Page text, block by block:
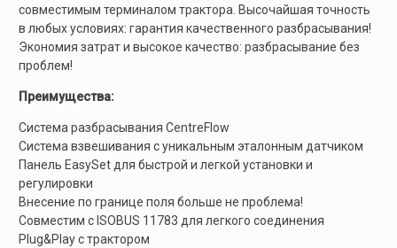
совместимым терминалом трактора. Высочайшая точность
в любых условиях: гарантия качественного разбрасывания!
Экономия затрат и высокое качество: разбрасывание без
проблем!
Преимущества:
Система разбрасывания CentreFlow
Система взвешивания с уникальным эталонным датчиком
Панель EasySet для быстрой и легкой установки и
регулировки
Внесение по границе поля больше не проблема!
Совместим с ISOBUS 11783 для легкого соединения
Plug&Play с трактором